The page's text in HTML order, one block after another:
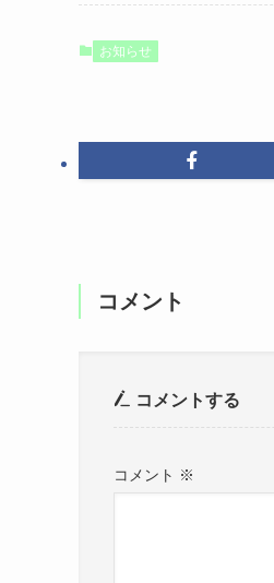
お知らせ
コメント
コメントする
コメント ※